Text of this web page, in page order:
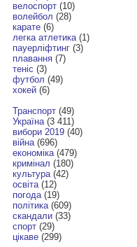
велоспорт(10)
волейбол (28)
карате(6)
легка атлетика(1)
пауерліфтинг(3)
плавання(7)
теніс (3)
футбол (49)
хокей(6)
Транспорт(49)
Україна(3 411)
вибори 2019(40)
війна(696)
економіка(479)
кримінал (180)
культура(42)
освіта(12)
погода(19)
політика(609)
скандали(33)
спорт(29)
цікаве(299)